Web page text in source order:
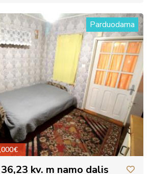
Parduodama
kv. m namo dalis